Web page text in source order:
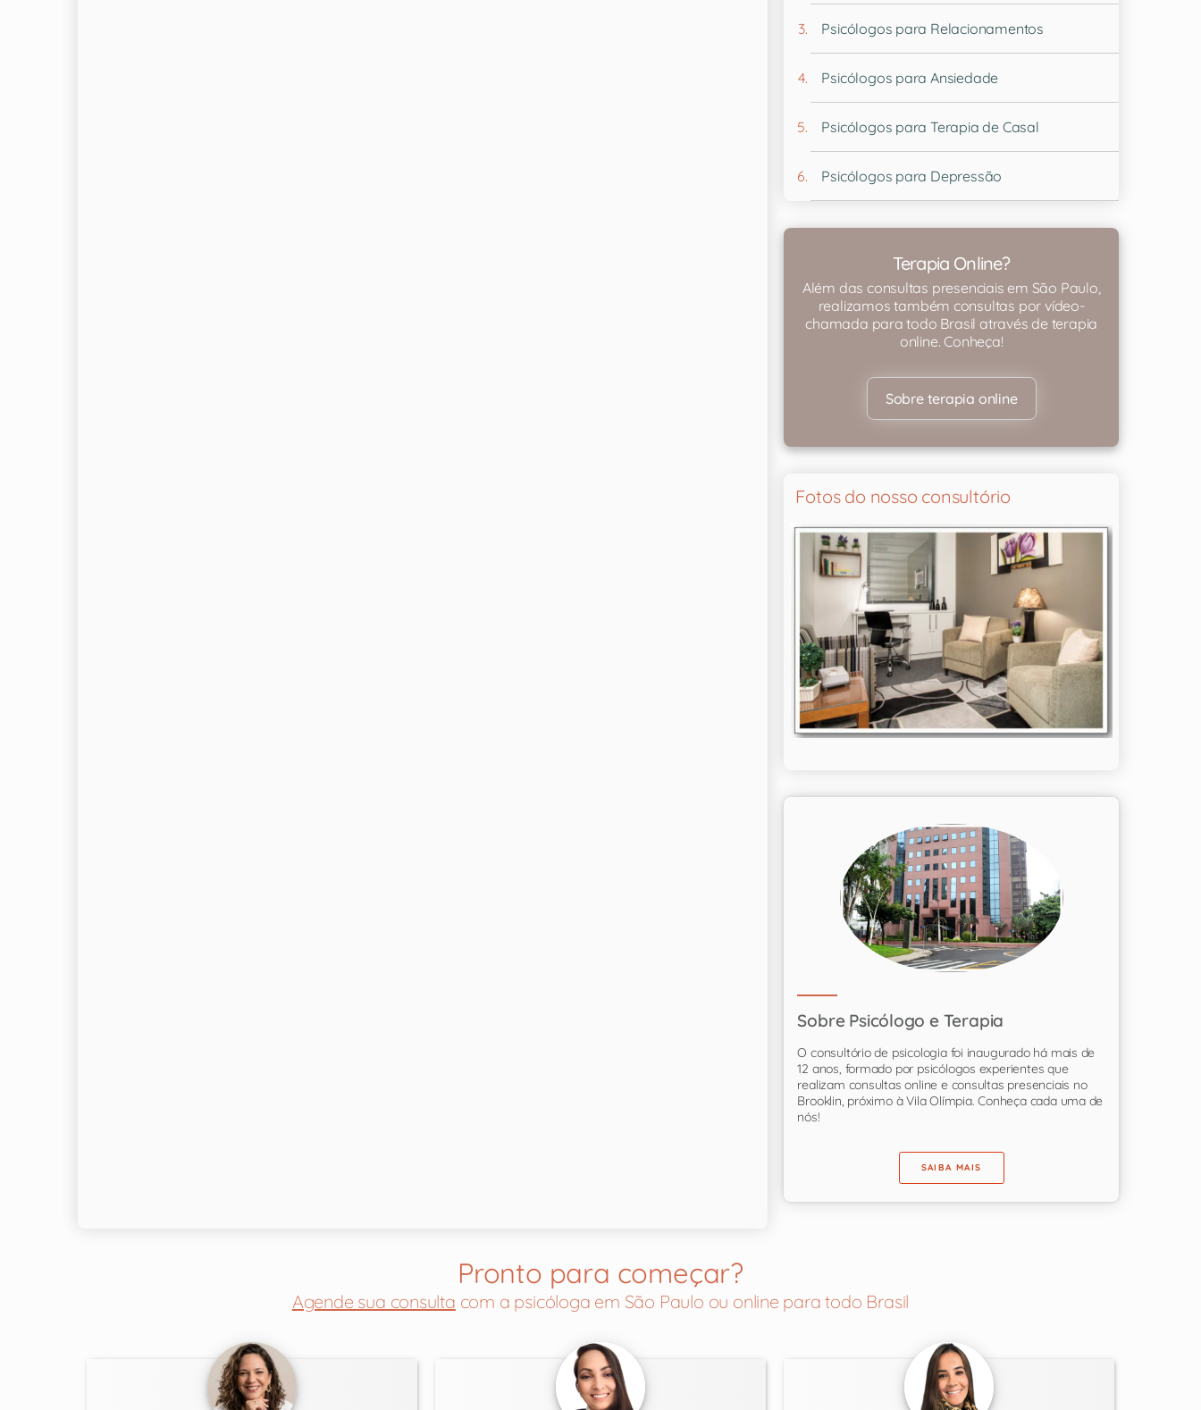
Psicólogos para Relacionamentos
Psicólogos para Ansiedade
Psicólogos para Terapia de Casal
Psicólogos para Depressão
Terapia Online?
Além das consultas presenciais em São Paulo,
realizamos também consultas por vídeo-
chamada para todo Brasil através de terapia
online. Conheça!
Sobre terapia online
Fotos do nosso consultório
Sobre Psicólogo e Terapia
O consultório de psicologia foi inaugurado há mais de
12 anos, formado por psicólogos experientes que
realizam consultas online e consultas presenciais no
Brooklin, próximo à Vila Olímpia. Conheça cada uma de
nós!
SAIBA MAIS
Pronto para começar?
Agende sua consulta com a psicóloga em São Paulo ou online para todo Brasil